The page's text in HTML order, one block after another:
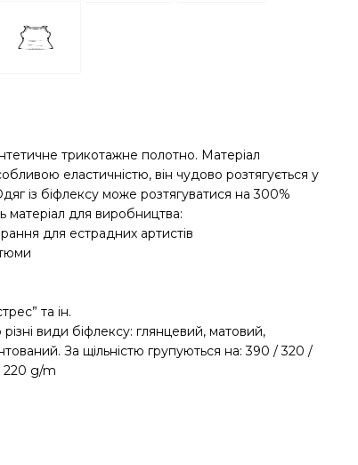
трикотажне полотно. Матеріал
еластичністю, він чудово розтягується у
із біфлексу може розтягуватися на 300%
матеріал для виробництва:
для естрадних артистів
та ін.
види біфлексу: глянцевий, матовий,
За щільністю групуються на: 390 / 320 /
220 g/m